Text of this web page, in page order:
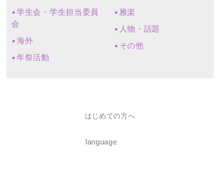
学生会・学生担当委員
会
海外
年祭活動
雅楽
人物・話題
その他
はじめての方へ
language